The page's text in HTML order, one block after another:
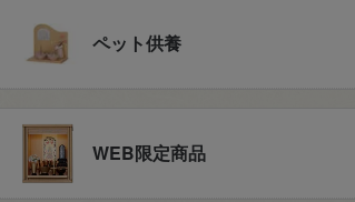
ペット供養
WEB限定商品